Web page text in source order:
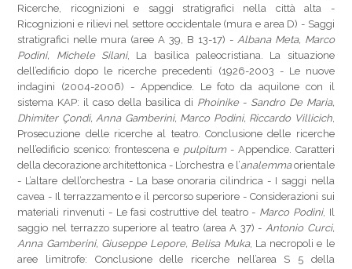
Ricerche, ricognizioni e saggi stratigrafici nella città alta -
Ricognizioni e rilievi nel settore occidentale (mura e area D) - Saggi
stratigrafici nelle mura (aree A 39, B 13-17) - Albana Meta, Marco
Podini, Michele Silani, La basilica paleocristiana. La situazione
dell’edificio dopo le ricerche precedenti (1926-2003 - Le nuove
indagini (2004-2006) - Appendice. Le foto da aquilone con il
sistema KAP: il caso della basilica di Phoinike - Sandro De Maria,
Dhimiter Çondi, Anna Gamberini, Marco Podini, Riccardo Villicich,
Prosecuzione delle ricerche al teatro. Conclusione delle ricerche
nell’edificio scenico: frontescena e pulpitum - Appendice. Caratteri
della decorazione architettonica - L’orchestra e l’analemmaorientale
- L’altare dell’orchestra - La base onoraria cilindrica - I saggi nella
cavea - Il terrazzamento e il percorso superiore - Considerazioni sui
materiali rinvenuti - Le fasi costruttive del teatro - Marco Podini, Il
saggio nel terrazzo superiore al teatro (area A 37) -Antonio Curci,
Anna Gamberini, Giuseppe Lepore, Belisa Muka, La necropoli e le
aree limitrofe: Conclusione delle ricerche nell’area S 5 della